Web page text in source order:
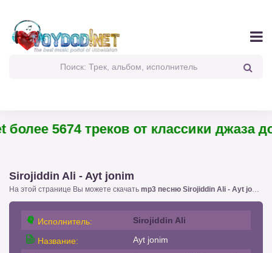
5674 треков от классики джаза до
Sirojiddin Ali - Ayt jonim
На этой странице Вы можете скачать mp3 песню Sirojiddin Ali - Ayt jonim
Исполнитель: Sirojiddin Ali
Название: Ayt jonim